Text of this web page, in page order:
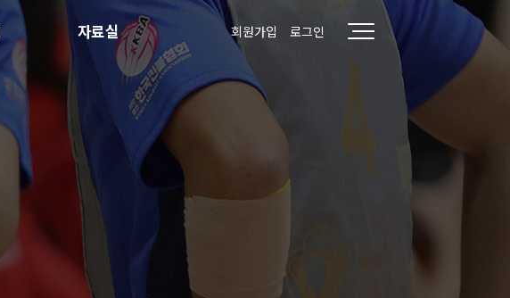
자료실 회원가입 로그인